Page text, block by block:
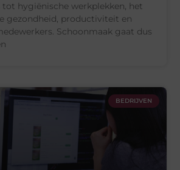
hygiënische werkplekken, het
gezondheid, productiviteit en
Schoonmaak gaat dus
BEDRIJVEN